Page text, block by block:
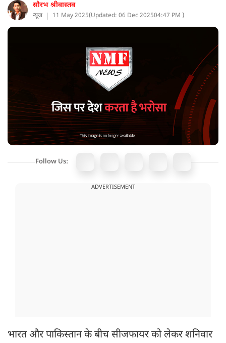
सौरभ श्रीवास्तव
न्यूज 11 May 2025(Updated: 06 Dec 202504:47 PM )
Follow Us:
ADVERTISEMENT
भारत और पाकिस्तान के बीच सीजफायर को लेकर शनिवार